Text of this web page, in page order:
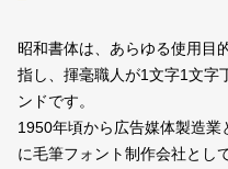
昭和書体は、あらゆる使用目
指し、揮毫職人が1文字1文字
ンドです。
1950年頃から広告媒体製造
に毛筆フォント制作会社とし